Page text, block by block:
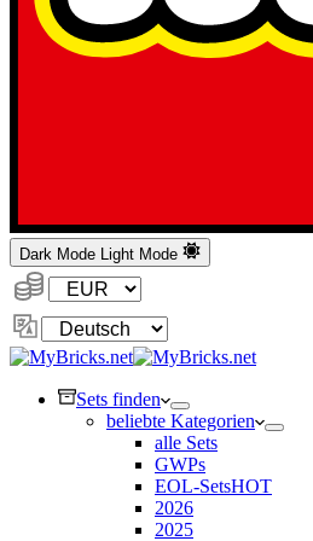
Dark Mode Light Mode
Währung:
Sprache
ändern
Sets finden
beliebte Kategorien
alle Sets
GWPs
EOL-SetsHOT
2026
2025